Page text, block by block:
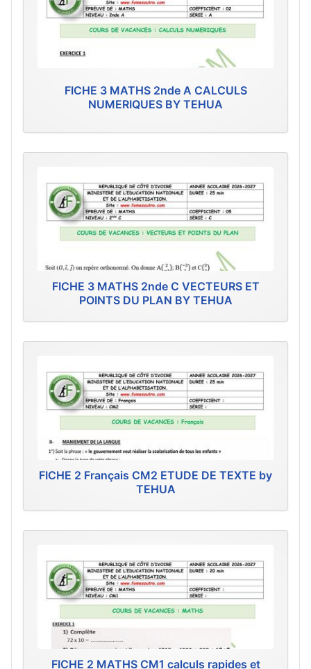
FICHE 3 MATHS 2nde A CALCULS
NUMERIQUES BY TEHUA
FICHE 3 MATHS 2nde C VECTEURS ET
POINTS DU PLAN BY TEHUA
FICHE 2 Français CM2 ETUDE DE TEXTE by
TEHUA
FICHE 2 MATHS CM1 calculs rapides et